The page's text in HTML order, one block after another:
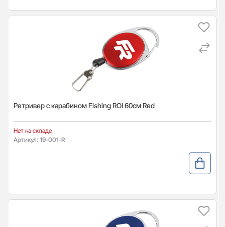
Ретривер с карабином Fishing ROI 60см Red
Нет на складе
Артикул: 19-001-R